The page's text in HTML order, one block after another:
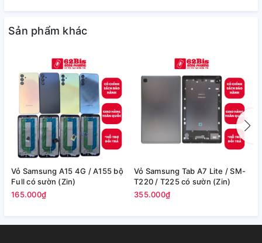
Sản phẩm khác
Vỏ Samsung A15 4G / A155 bộ
Full có sườn (Zin)
165.000₫
Vỏ Samsung Tab A7 Lite / SM-
T220 / T225 có sườn (Zin)
355.000₫